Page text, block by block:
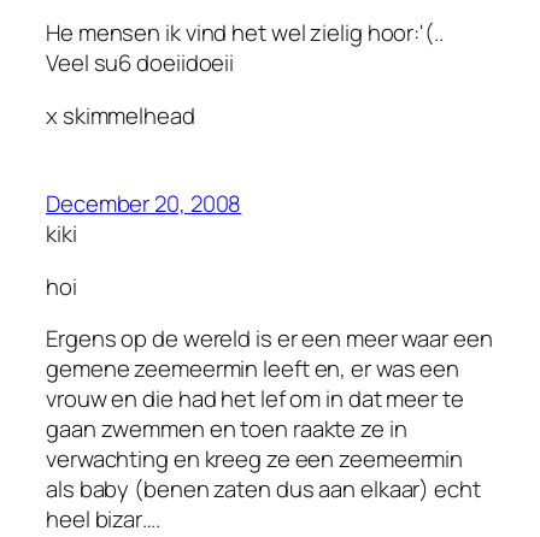
He mensen ik vind het wel zielig hoor:'(..
Veel su6 doeiidoeii
x skimmelhead
December 20, 2008
kiki
hoi
Ergens op de wereld is er een meer waar een
gemene zeemeermin leeft en, er was een
vrouw en die had het lef om in dat meer te
gaan zwemmen en toen raakte ze in
verwachting en kreeg ze een zeemeermin
als baby (benen zaten dus aan elkaar) echt
heel bizar….